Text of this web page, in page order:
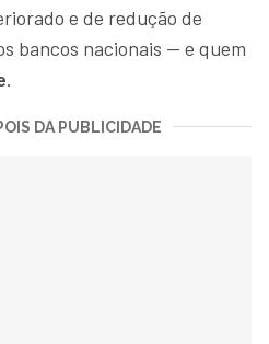
e de redução de
bancos nacionais — e quem
.
DA PUBLICIDADE